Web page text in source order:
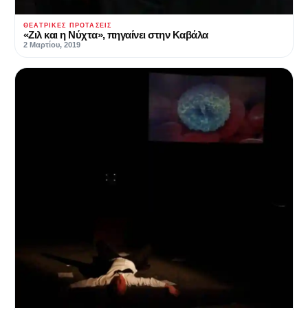
ΘΕΑΤΡΙΚΈΣ ΠΡΟΤΆΣΕΙΣ
«Ζιλ και η Νύχτα», πηγαίνει στην Καβάλα
2 Μαρτίου, 2019